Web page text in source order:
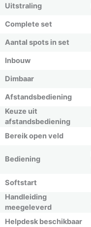
Uitstraling
Complete set
Aantal spots in set
Inbouw
Dimbaar
Afstandsbediening
Keuze uit
afstandsbediening
Bereik open veld
Bediening
Softstart
Handleiding
meegeleverd
Helpdesk beschikbaar